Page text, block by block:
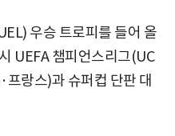
우승 트로피를 들어 올
UEFA 챔피언스리그(UC
프랑스)과 슈퍼컵 단판 대